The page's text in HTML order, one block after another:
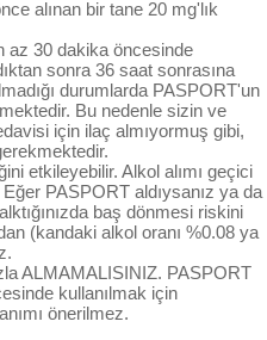
alınan bir tane 20 mg'lık
az 30 dakika öncesinde
sonra 36 saat sonrasına
durumlarda PASPORT'un
Bu nedenle sizin ve
için ilaç almıyormuş gibi,
etkileyebilir. Alkol alımı geçici
PASPORT aldıysanız ya da
baş dönmesi riskini
(kandaki alkol oranı %0.08 ya
ALMAMALISINIZ. PASPORT
kullanılmak için
önerilmez.